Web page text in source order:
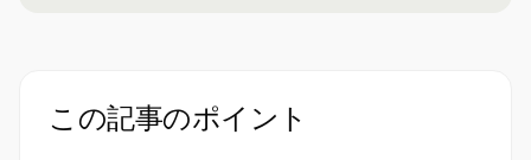
この記事のポイント